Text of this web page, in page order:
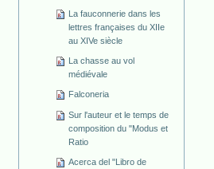
La fauconnerie dans les
lettres françaises du XIIe
au XIVe siècle
La chasse au vol
médiévale
Falconeria
Sur l'auteur et le temps de
composition du "Modus et
Ratio
Acerca del "Libro de